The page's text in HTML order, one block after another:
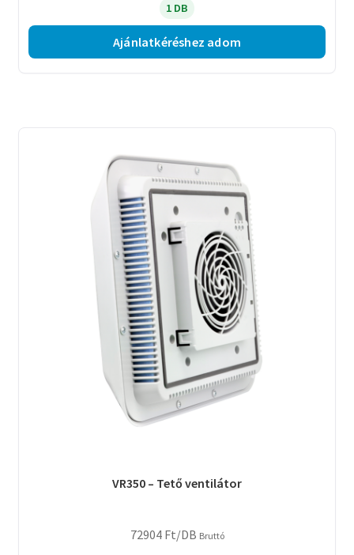
1 DB
Ajánlatkéréshez adom
VR350 – Tető ventilátor
72904 Ft/DB Bruttó